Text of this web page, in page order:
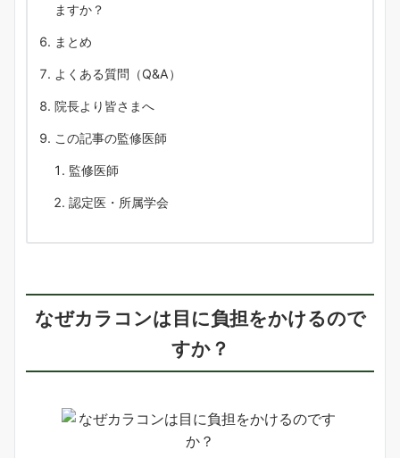
ますか？
まとめ
よくある質問（Q&A）
院長より皆さまへ
この記事の監修医師
監修医師
認定医・所属学会
なぜカラコンは目に負担をかけるので
すか？